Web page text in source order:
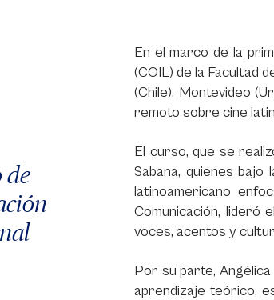
de
En el marco de la
(COIL) de la Facultad
(Chile), Montevideo
remoto sobre cine
El curso, que se
Sabana, quienes
latinoamericano
Comunicación, lideró
voces, acentos y
Por su parte,
aprendizaje teórico,